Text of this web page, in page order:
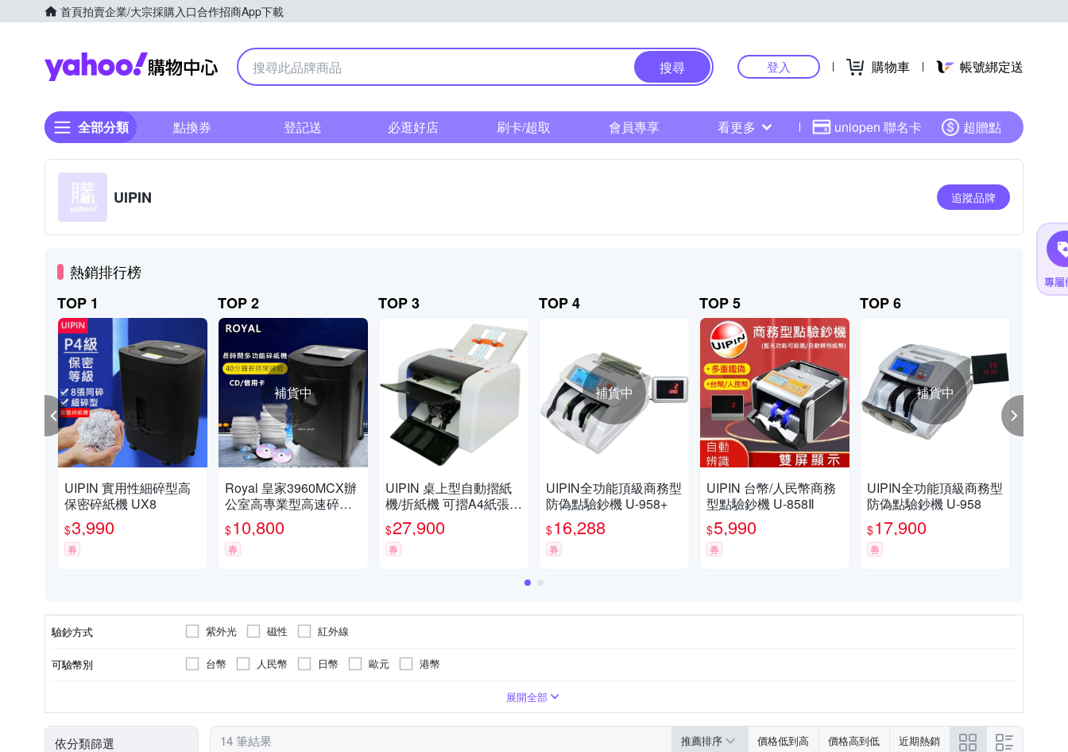
首頁拍賣企業/大宗採購入口合作招商App下載
Yahoo購物中心
搜尋 登入 購物車 帳號綁定送
全部分類 點換券 登記送 必逛好店 刷卡/超取 會員專享 看更多 uniopen 聯名卡 超贈點
UIPIN 追蹤品牌
熱銷排行榜
TOP 1
UIPIN 實用性細碎型高
保密碎紙機 UX8
$3,990
券
TOP 2
補貨中
Royal 皇家3960MCX辦
公室高專業型高速碎紙
機
$10,800
券
TOP 3
UIPIN 桌上型自動摺紙
機/折紙機 可摺A4紙張 P
7500
$27,900
券
TOP 4
補貨中
UIPIN全功能頂級商務型
防偽點驗鈔機 U-958+
$16,288
券
TOP 5
UIPIN 台幣/人民幣商務
型點驗鈔機 U-858Ⅱ
$5,990
券
TOP 6
補貨中
UIPIN全功能頂級商務型
防偽點驗鈔機 U-958
$17,900
券
驗鈔方式 紫外光 磁性 紅外線
可驗幣別 台幣 人民幣 日幣 歐元 港幣
視窗對位功能
展開全部
依分類篩選 14 筆結果 推薦排序 價格低到高 價格高到低 近期熱銷